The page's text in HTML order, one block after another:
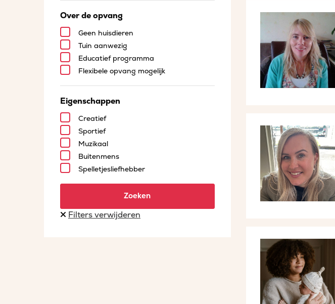
Over de opvang
Geen huisdieren
Tuin aanwezig
Educatief programma
Flexibele opvang mogelijk
Eigenschappen
Creatief
Sportief
Muzikaal
Buitenmens
Spelletjesliefhebber
Zoeken
Filters verwijderen